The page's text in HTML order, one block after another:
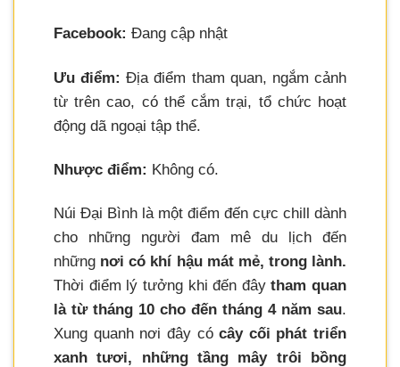
Facebook: Đang cập nhật
Ưu điểm: Địa điểm tham quan, ngắm cảnh
từ trên cao, có thể cắm trại, tổ chức hoạt
động dã ngoại tập thể.
Nhược điểm: Không có.
Núi Đại Bình là một điểm đến cực chill dành
cho những người đam mê du lịch đến
những nơi có khí hậu mát mẻ, trong lành.
Thời điểm lý tưởng khi đến đâytham quan
là từ tháng 10 cho đến tháng 4 năm sau.
Xung quanh nơi đây cócây cối phát triển
xanh tươi, những tầng mây trôi bồng